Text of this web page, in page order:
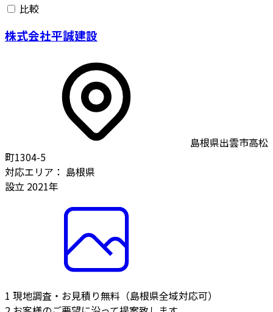
比較
株式会社平誠建設
島根県出雲市高松
町1304-5
対応エリア： 島根県
設立 2021年
1 現地調査・お見積り無料（島根県全域対応可）